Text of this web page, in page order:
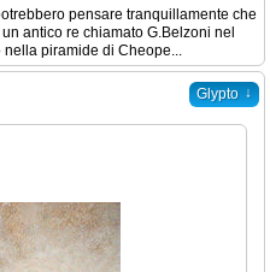
pensare tranquillamente che
antico re chiamato G.Belzoni nel
piramide di Cheope...
Glypto ↓